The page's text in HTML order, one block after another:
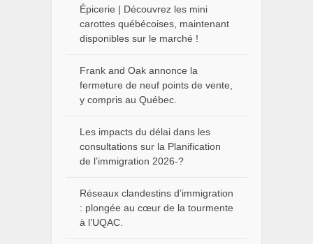
Épicerie | Découvrez les mini
carottes québécoises, maintenant
disponibles sur le marché !
Frank and Oak annonce la
fermeture de neuf points de vente,
y compris au Québec.
Les impacts du délai dans les
consultations sur la Planification
de l’immigration 2026-?
Réseaux clandestins d’immigration
: plongée au cœur de la tourmente
à l’UQAC.